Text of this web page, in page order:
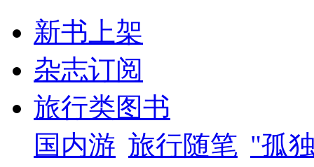
新书上架
杂志订阅
旅行类图书
国内游 旅行随笔 "孤